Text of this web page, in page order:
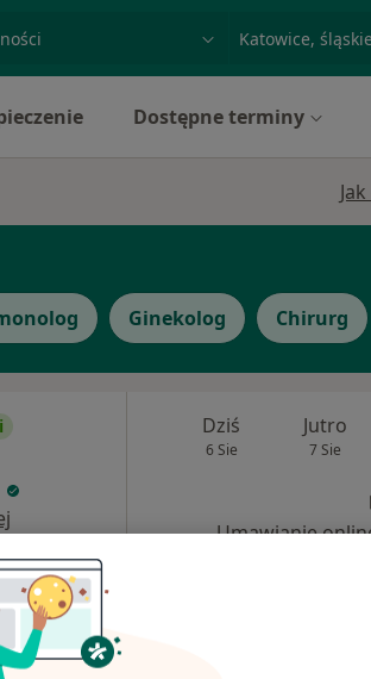
badanie lub nazwiskomiasto lub
Dostępne terminy
Ginekolog Chirurg
200 zł
Dziś
6 Sie
Jutro
7 Sie
Umawianie